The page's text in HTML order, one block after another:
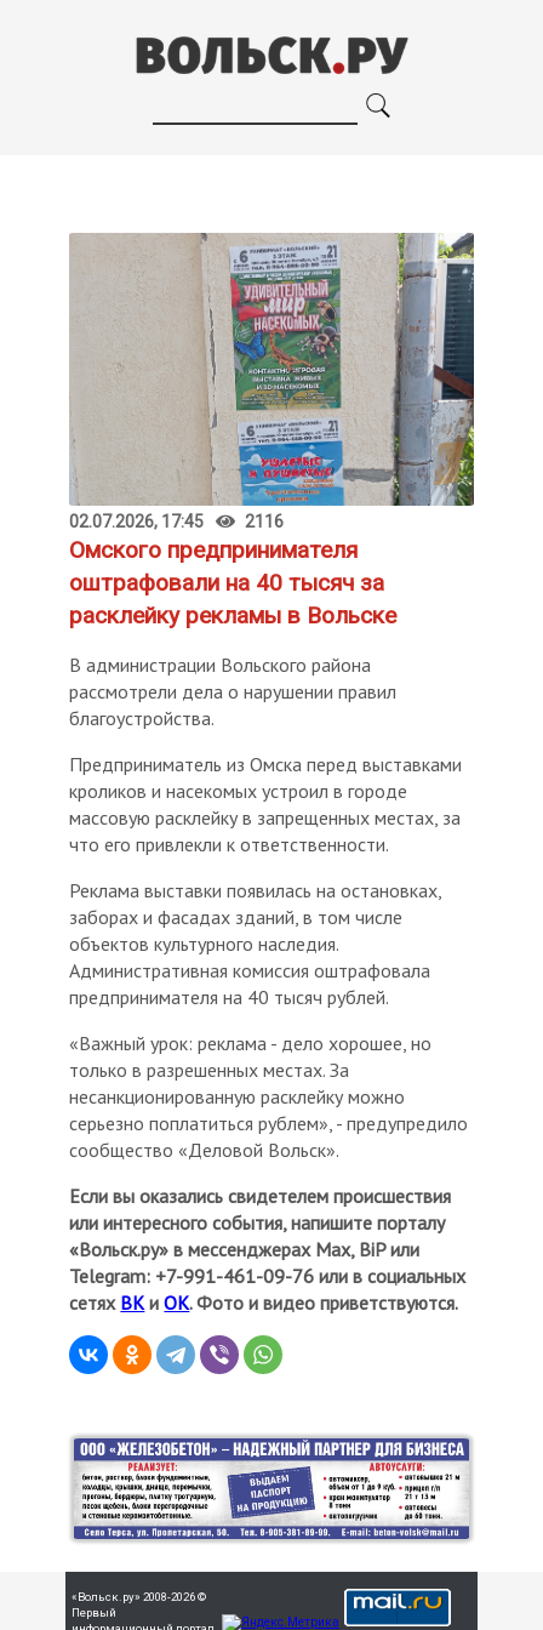
02.07.2026, 17:45 2116
Омского предпринимателя
оштрафовали на 40 тысяч за
расклейку рекламы в Вольске
В администрации Вольского района
рассмотрели дела о нарушении правил
благоустройства.
Предприниматель из Омска перед выставками
кроликов и насекомых устроил в городе
массовую расклейку в запрещенных местах, за
что его привлекли к ответственности.
Реклама выставки появилась на остановках,
заборах и фасадах зданий, в том числе
объектов культурного наследия.
Административная комиссия оштрафовала
предпринимателя на 40 тысяч рублей.
«Важный урок: реклама - дело хорошее, но
только в разрешенных местах. За
несанкционированную расклейку можно
серьезно поплатиться рублем», - предупредило
сообщество «Деловой Вольск».
Если вы оказались свидетелем происшествия
или интересного события, напишите порталу
«Вольск.ру» в мессенджерах Мах, BiP или
Telegram: +7-991-461-09-76 или в социальных
сетях ВК иОК. Фото и видео приветствуются.
«Вольск.ру» 2008-2026 ©
Первый